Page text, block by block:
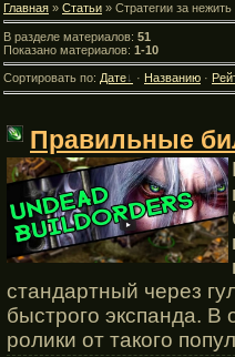
Главная » Статьи » Стратегии за нежить
В разделе материалов: 51
Показано материалов: 1-10
Сортировать по: Дате · Названию ·
Правильные
стандартный через
быстрого экспанда. В
ролики от такого